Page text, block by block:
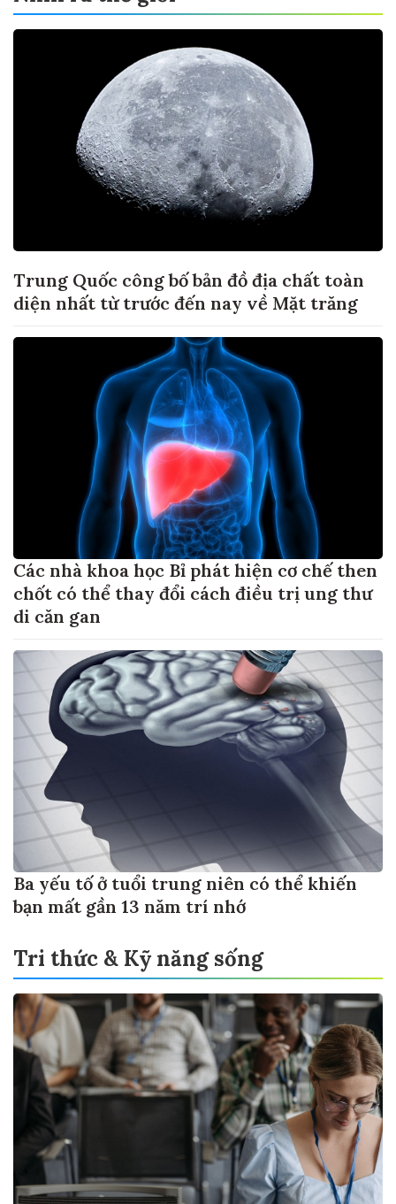
Trung Quốc công bố bản đồ địa chất toàn
diện nhất từ trước đến nay về Mặt trăng
Các nhà khoa học Bỉ phát hiện cơ chế then
chốt có thể thay đổi cách điều trị ung thư
di căn gan
Ba yếu tố ở tuổi trung niên có thể khiến
bạn mất gần 13 năm trí nhớ
Tri thức & Kỹ năng sống